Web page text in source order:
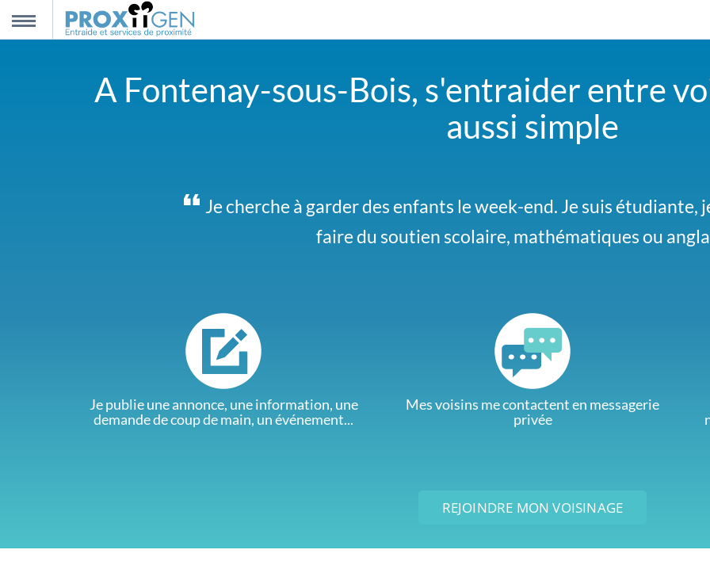
A Fontenay-sous-Bois, s'entraider entre
aussi simple
Je cherche à garder des enfants le week-end. Je suis
faire du soutien scolaire, mathématiques ou
Nous sommes 2 et cherchons un covoiturage pour aller au
nous signe si vous y allez aussi
Je publie une annonce, une information, une
demande de coup de main, un événement...
Mes voisins me contactent en messagerie
privée
REJOINDRE MON VOISINAGE